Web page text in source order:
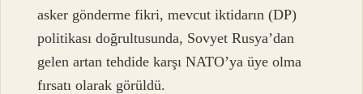
asker gönderme fikri, mevcut iktidarın (DP)
politikası doğrultusunda, Sovyet Rusya’dan
gelen artan tehdide karşı NATO’ya üye olma
fırsatı olarak görüldü.